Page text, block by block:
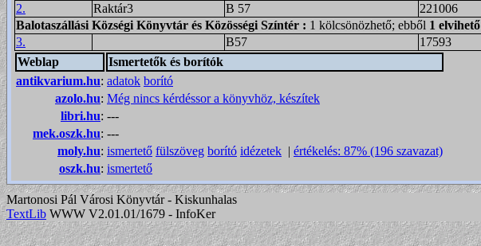
2.
Raktár3 B 57 221006
Balotaszállási Községi Könyvtár és Közösségi Színtér : 1 kölcsönözhető; ebből 1 elvihető
3.
B57 17593
Weblap
Ismertetők és borítók
antikvarium.hu: adatok borító
azolo.hu: Még nincs kérdéssor a könyvhöz, készítek
libri.hu: ---
mek.oszk.hu: ---
moly.hu: ismertető fülszöveg borító idézetek | értékelés: 87% (196 szavazat)
oszk.hu: ismertető
Martonosi Pál Városi Könyvtár - Kiskunhalas
TextLib WWW V2.01.01/1679 - InfoKer